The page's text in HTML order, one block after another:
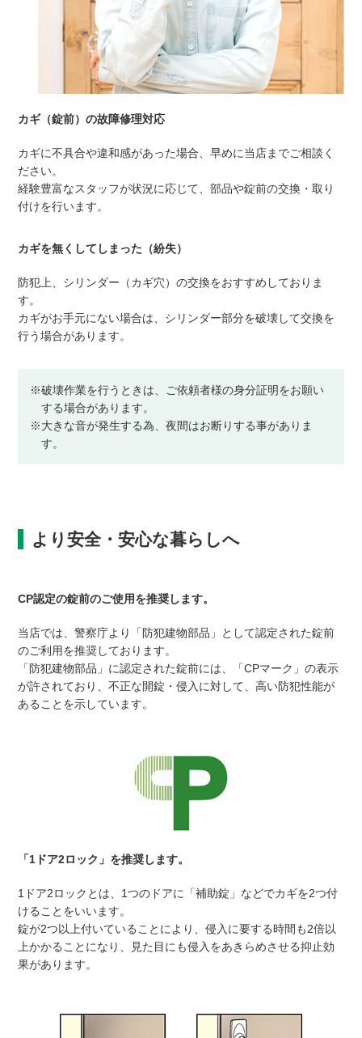
カギ（錠前）の故障修理対応
カギに不具合や違和感があった場合、早めに当店までご相談く
ださい。
経験豊富なスタッフが状況に応じて、部品や錠前の交換・取り
付けを行います。
カギを無くしてしまった（紛失）
防犯上、シリンダー（カギ穴）の交換をおすすめしておりま
す。
カギがお手元にない場合は、シリンダー部分を破壊して交換を
行う場合があります。
※破壊作業を行うときは、ご依頼者様の身分証明をお願い
する場合があります。
※大きな音が発生する為、夜間はお断りする事がありま
す。
より安全・安心な暮らしへ
CP認定の錠前のご使用を推奨します。
当店では、警察庁より「防犯建物部品」として認定された錠前
のご利用を推奨しております。
「防犯建物部品」に認定された錠前には、「CPマーク」の表示
が許されており、不正な開錠・侵入に対して、高い防犯性能が
あることを示しています。
「1ドア2ロック」を推奨します。
1ドア2ロックとは、1つのドアに「補助錠」などでカギを2つ付
けることをいいます。
錠が2つ以上付いていることにより、侵入に要する時間も2倍以
上かかることになり、見た目にも侵入をあきらめさせる抑止効
果があります。